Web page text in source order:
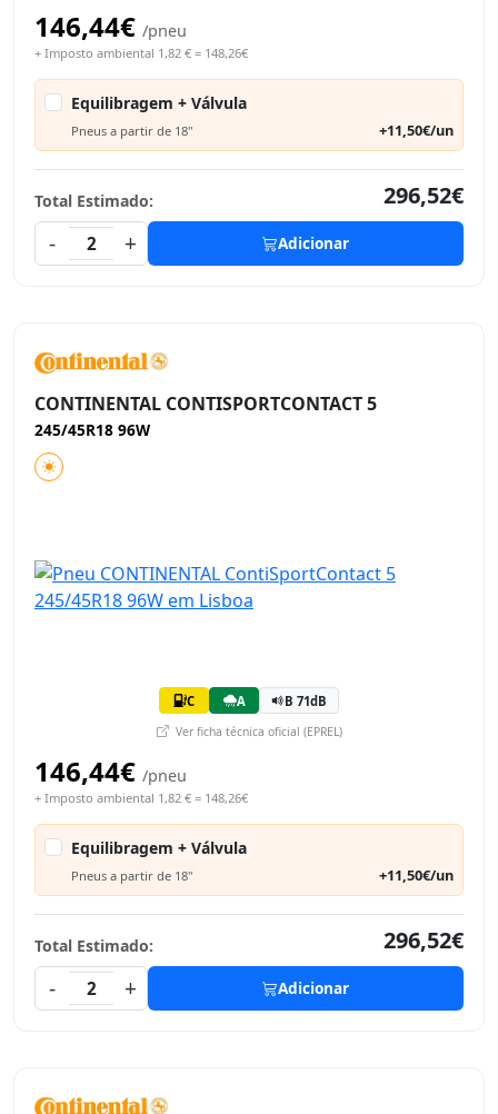
146,44€ /pneu
+ Imposto ambiental 1,82 € = 148,26€
Equilibragem + Válvula
Pneus a partir de 18" +11,50€/un
Total Estimado:
296,52€
-
2 + Adicionar
CONTINENTAL CONTISPORTCONTACT 5
245/45R18 96W
C A B 71dB
Ver ficha técnica oficial (EPREL)
146,44€ /pneu
+ Imposto ambiental 1,82 € = 148,26€
Equilibragem + Válvula
Pneus a partir de 18" +11,50€/un
Total Estimado:
296,52€
-
2 + Adicionar